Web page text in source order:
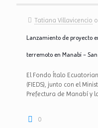
Tatiana Villavicencio
Lanzamiento de proyecto
terremoto en Manabí –
El Fondo Ítalo
(FIEDS), junto con el
Prefectura de Manabí y
0